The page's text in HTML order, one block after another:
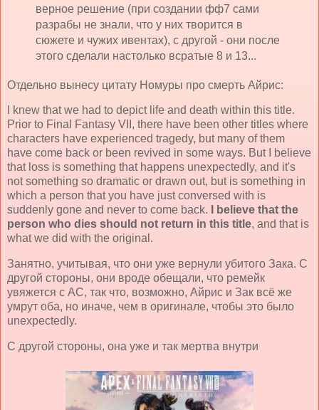
верное решение (при создании фф7 сами
разрабы не знали, что у них творится в
сюжете и чужих ивентах), с другой - они после
этого сделали настолько всратые 8 и 13...
Отдельно вынесу цитату Номуры про смерть Айрис:
I knew that we had to depict life and death within this title.
Prior to Final Fantasy VII, there have been other titles where
characters have experienced tragedy, but many of them
have come back or been revived in some ways. But I believe
that loss is something that happens unexpectedly, and it's
not something so dramatic or drawn out, but is something in
which a person that you have just conversed with is
suddenly gone and never to come back. I believe that the
person who dies should not return in this title, and that is
what we did with the original.
Занятно, учитывая, что они уже вернули убитого Зака. С
другой стороны, они вроде обещали, что ремейк
увяжется с АС, так что, возможно, Айрис и Зак всё же
умрут оба, но иначе, чем в оригинале, чтобы это было
unexpectedly.
С другой стороны, она уже и так мертва внутри